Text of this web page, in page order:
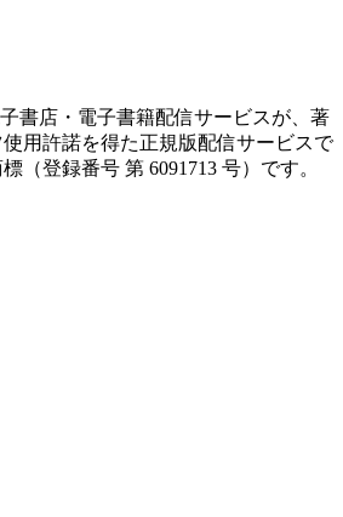
書店・電子書籍配信サービスが、著
用許諾を得た正規版配信サービスで
（登録番号 第 6091713 号）です。